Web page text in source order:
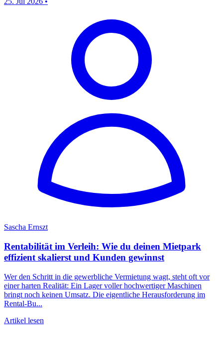
Sascha Ernszt
Rentabilität im Verleih: Wie du deinen Mietpark
effizient skalierst und Kunden gewinnst
Wer den Schritt in die gewerbliche Vermietung wagt, steht oft vor
einer harten Realität: Ein Lager voller hochwertiger Maschinen
bringt noch keinen Umsatz. Die eigentliche Herausforderung im
Rental-Bu...
Artikel lesen